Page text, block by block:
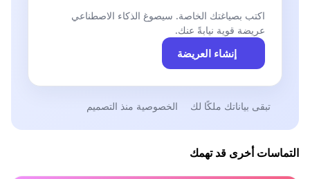
اكتب بصياغتك الخاصة. سيصوغ الذكاء الاصطناعي
عريضة قوية نيابةً عنك.
إنشاء العريضة
تبقى بياناتك ملكًا لك الخصوصية منذ التصميم
التماسات أخرى قد تهمك